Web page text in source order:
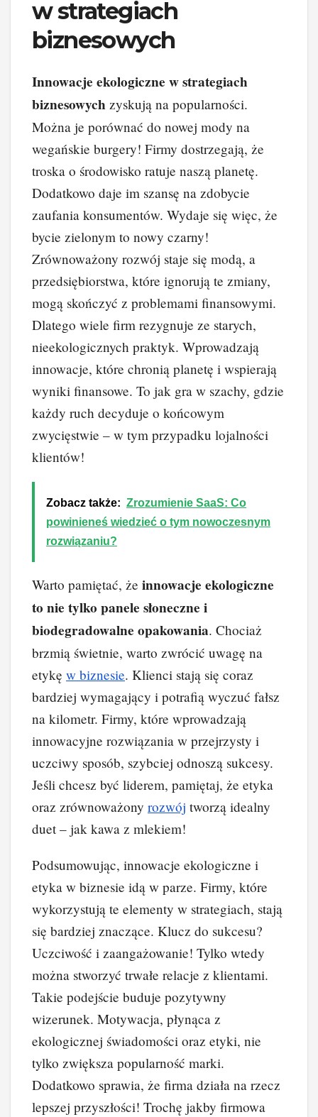
w strategiach
biznesowych
Innowacje ekologiczne w strategiach
biznesowych zyskują na popularności.
Można je porównać do nowej mody na
wegańskie burgery! Firmy dostrzegają, że
troska o środowisko ratuje naszą planetę.
Dodatkowo daje im szansę na zdobycie
zaufania konsumentów. Wydaje się więc, że
bycie zielonym to nowy czarny!
Zrównoważony rozwój staje się modą, a
przedsiębiorstwa, które ignorują te zmiany,
mogą skończyć z problemami finansowymi.
Dlatego wiele firm rezygnuje ze starych,
nieekologicznych praktyk. Wprowadzają
innowacje, które chronią planetę i wspierają
wyniki finansowe. To jak gra w szachy, gdzie
każdy ruch decyduje o końcowym
zwycięstwie – w tym przypadku lojalności
klientów!
Zobacz także: Zrozumienie SaaS: Co
powinieneś wiedzieć o tym nowoczesnym
rozwiązaniu?
Warto pamiętać, że innowacje ekologiczne
to nie tylko panele słoneczne i
biodegradowalne opakowania. Chociaż
brzmią świetnie, warto zwrócić uwagę na
etykę w biznesie. Klienci stają się coraz
bardziej wymagający i potrafią wyczuć fałsz
na kilometr. Firmy, które wprowadzają
innowacyjne rozwiązania w przejrzysty i
uczciwy sposób, szybciej odnoszą sukcesy.
Jeśli chcesz być liderem, pamiętaj, że etyka
oraz zrównoważony rozwój tworzą idealny
duet – jak kawa z mlekiem!
Podsumowując, innowacje ekologiczne i
etyka w biznesie idą w parze. Firmy, które
wykorzystują te elementy w strategiach, stają
się bardziej znaczące. Klucz do sukcesu?
Uczciwość i zaangażowanie! Tylko wtedy
można stworzyć trwałe relacje z klientami.
Takie podejście buduje pozytywny
wizerunek. Motywacja, płynąca z
ekologicznej świadomości oraz etyki, nie
tylko zwiększa popularność marki.
Dodatkowo sprawia, że firma działa na rzecz
lepszej przyszłości! Trochę jakby firmowa